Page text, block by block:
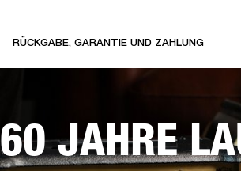
RÜCKGABE, GARANTIE UND ZAHLUNG
60 JAHRE